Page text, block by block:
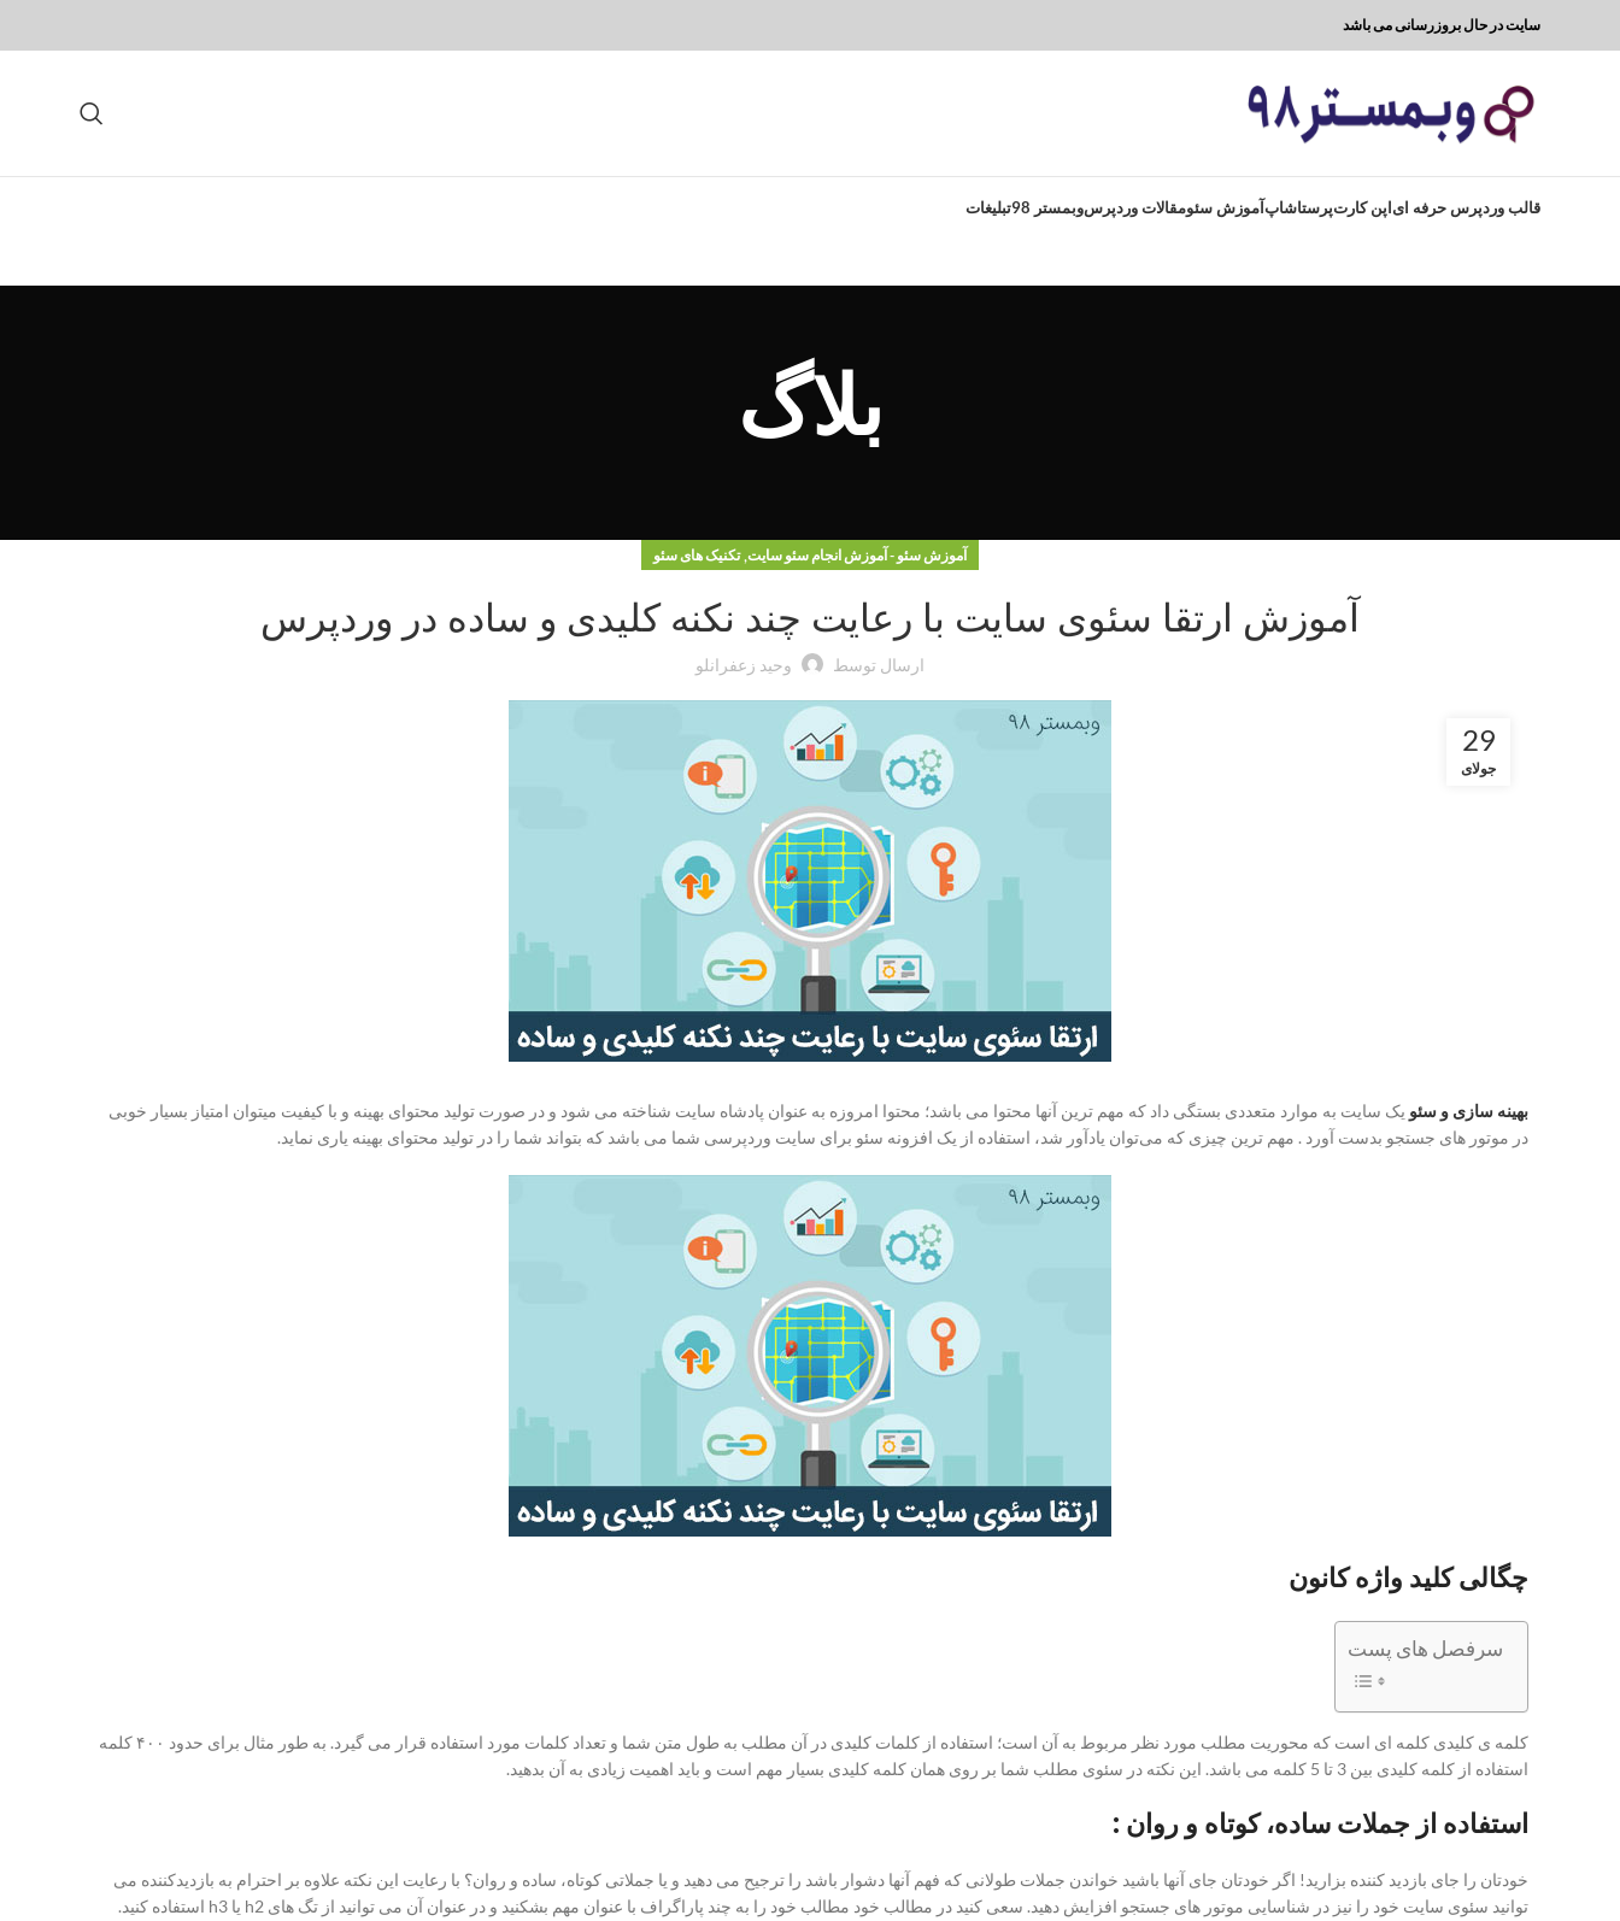
سایت در حال بروزرسانی می باشد
قالب وردپرس حرفه ایاپن کارتپرستاشاپآموزش سئومقالات وردپرسوبمستر 98 تبلیغات
بلاگ
آموزش سئو - آموزش انجام سئو سایت,تکنیک های سئو
آموزش ارتقا سئوی سایت با رعایت چند نکنه کلیدی و ساده در وردپرس
ارسال توسط وحید زعفرانلو
29
جولای
بهینه سازی و سئو یک سایت به موارد متعددی بستگی داد که مهم ترین آنها محتوا می باشد؛ محتوا امروزه به عنوان پادشاه سایت شناخته می شود و در صورت تولید محتوای بهینه و با کیفیت میتوان امتیاز بسیار خوبی
در موتور های جستجو بدست آورد . مهم ترین چیزی که می‌توان یادآور شد، استفاده از یک افزونه سئو برای سایت وردپرسی شما می باشد که بتواند شما را در تولید محتوای بهینه یاری نماید.
چگالی کلید واژه کانون
سرفصل های پست
کلمه ی کلیدی کلمه ای است که محوریت مطلب مورد نظر مربوط به آن است؛ استفاده از کلمات کلیدی در آن مطلب به طول متن شما و تعداد کلمات مورد استفاده قرار می گیرد. به طور مثال برای حدود ۴۰۰ کلمه
استفاده از کلمه کلیدی بین 3 تا 5 کلمه می باشد. این نکته در سئوی مطلب شما بر روی همان کلمه کلیدی بسیار مهم است و باید اهمیت زیادی به آن بدهید.
استفاده از جملات ساده، کوتاه و روان :
خودتان را جای بازدید‌ کننده بزارید! اگر خودتان جای آنها باشید خواندن جملات طولانی که فهم آنها دشوار باشد را ترجیح می دهید و یا جملاتی کوتاه، ساده و روان؟ با رعایت این نکته علاوه بر احترام به بازدیدکننده می
توانید سئوی سایت خود را نیز در شناسایی موتور های جستجو افزایش دهید. سعی کنید در مطالب خود مطالب خود را به چند پاراگراف با عنوان مهم بشکنید و در عنوان آن می توانید از تگ های h2 یا h3 استفاده کنید.